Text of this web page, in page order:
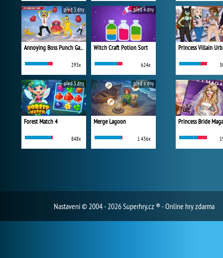
Annoying Boss Punch Game
293x
před 3 dny
Witch Craft Potion Sort
624x
před 4 dny
Forest Match 4
848x
před 5 dny
Merge Lagoon
1 436x
před 6 dny
Princess Bride
Nastavení© 2004 - 2026 Superhry.cz ® - Online hry zdarma